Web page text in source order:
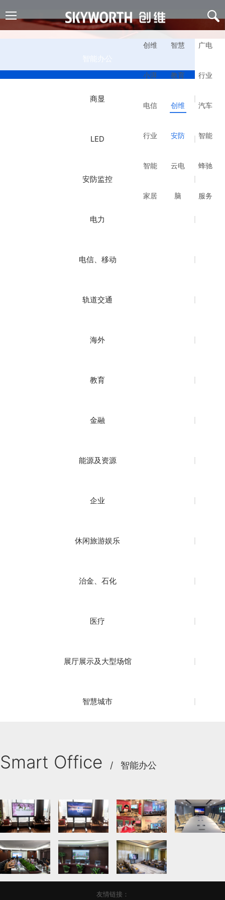
创维
小湃
智慧
教育
广电
行业
电信
行业
创维
安防
汽车
智能
智能
家居
云电
脑
蜂驰
服务
智能办公
商显
LED
安防监控
电力
电信、移动
轨道交通
海外
教育
金融
能源及资源
企业
休闲旅游娱乐
治金、石化
医疗
展厅展示及大型场馆
智慧城市
Smart Office / 智能办公
友情链接：